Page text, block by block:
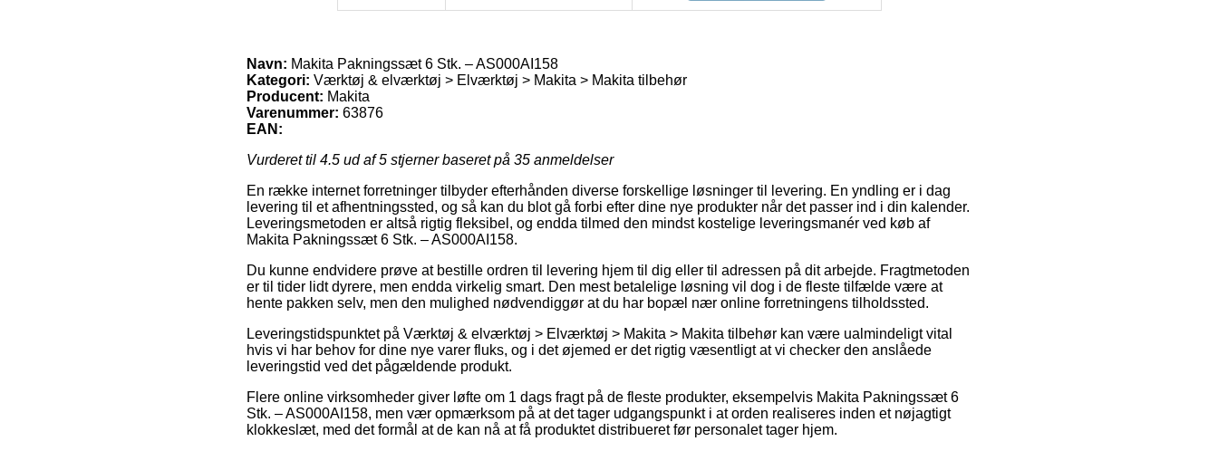
Navn: Makita Pakningssæt 6 Stk. – AS000AI158
Kategori: Værktøj & elværktøj > Elværktøj > Makita > Makita tilbehør
Producent: Makita
Varenummer: 63876
EAN:
Vurderet til 4.5 ud af 5 stjerner baseret på 35 anmeldelser
En række internet forretninger tilbyder efterhånden diverse forskellige løsninger til levering. En yndling er i dag
levering til et afhentningssted, og så kan du blot gå forbi efter dine nye produkter når det passer ind i din kalender.
Leveringsmetoden er altså rigtig fleksibel, og endda tilmed den mindst kostelige leveringsmanér ved køb af
Makita Pakningssæt 6 Stk. – AS000AI158.
Du kunne endvidere prøve at bestille ordren til levering hjem til dig eller til adressen på dit arbejde. Fragtmetoden
er til tider lidt dyrere, men endda virkelig smart. Den mest betalelige løsning vil dog i de fleste tilfælde være at
hente pakken selv, men den mulighed nødvendiggør at du har bopæl nær online forretningens tilholdssted.
Leveringstidspunktet på Værktøj & elværktøj > Elværktøj > Makita > Makita tilbehør kan være ualmindeligt vital
hvis vi har behov for dine nye varer fluks, og i det øjemed er det rigtig væsentligt at vi checker den anslåede
leveringstid ved det pågældende produkt.
Flere online virksomheder giver løfte om 1 dags fragt på de fleste produkter, eksempelvis Makita Pakningssæt 6
Stk. – AS000AI158, men vær opmærksom på at det tager udgangspunkt i at orden realiseres inden et nøjagtigt
klokkeslæt, med det formål at de kan nå at få produktet distribueret før personalet tager hjem.